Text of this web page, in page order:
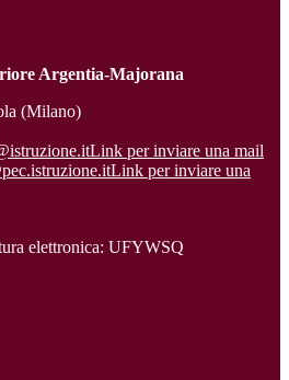
Argentia-Majorana
(Milano)
Link per inviare una mail
Link per inviare una
elettronica: UFYWSQ